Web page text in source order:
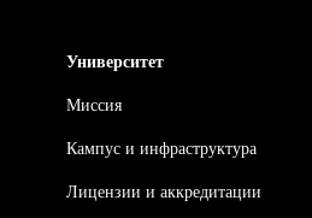
Университет
Миссия
Кампус и инфраструктура
Лицензии и аккредитации